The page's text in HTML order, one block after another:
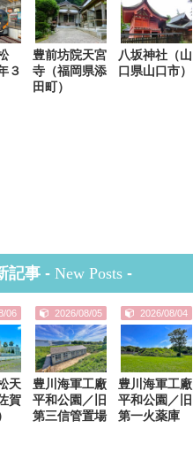
３
豊前坊院天宮
寺（福岡県添
田町）
八坂神社（山
口県山口市）
記事 - New Posts -
06
天
賀
2026/08/05
豊川海軍工廠
平和公園／旧
第三信管置場
2026/08/04
豊川海軍工廠
平和公園／旧
第一火薬庫